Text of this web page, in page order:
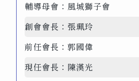
輔導母會： 風城獅子會
創會會長： 張珮玲
前任會長： 郭國偉
現任會長： 陳漢光